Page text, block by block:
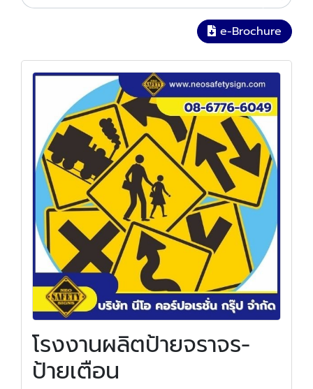
e-Brochure
โรงงานผลิตป้ายจราจร-
ป้ายเตือน